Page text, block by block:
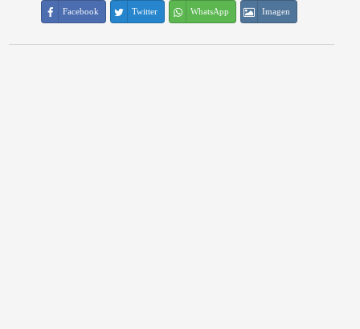
Facebook Twitter WhatsApp Imagen